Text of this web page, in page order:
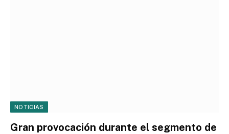
NOTICIAS
Gran provocación durante el segmento de